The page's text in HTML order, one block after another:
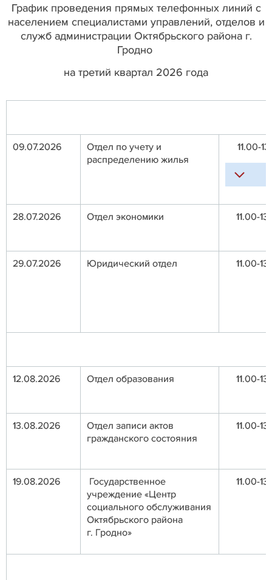
График проведения прямых телефонных линий с
населением специалистами управлений, отделов и
служб администрации Октябрьского района г.
Гродно
на третий квартал 2026 года
09.07.2026
Отдел по учету и
распределению жилья
11.00-
28.07.2026 Отдел экономики 11.00-
29.07.2026 Юридический отдел 11.00-
12.08.2026 Отдел образования 11.00-
13.08.2026
Отдел записи актов
гражданского состояния
11.00-
19.08.2026
Государственное
учреждение «Центр
социального обслуживания
Октябрьского района
г. Гродно»
11.00-